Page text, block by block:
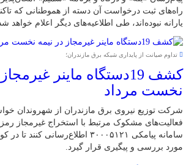
راه‌های ثبت درخواست آن دسته از هموطنانی که
یارانه نبوده‌اند، طی اطلاعیه‌های دیگر اعلام خواهد
تداوم صیانت از پایداری شبکه برق مازندران؛
کشف 19دستگاه ماینر
نخست مرداد
شرکت توزیع نیروی برق مازندران از شهروندان
فعالیت‌های مشکوک مرتبط با استخراج غیرمجاز
سامانه پیامکی ۳۰۰۰۵۱۲۱ اطلاع‌رسانی
مورد بررسی و پیگیری قرار گیرد.